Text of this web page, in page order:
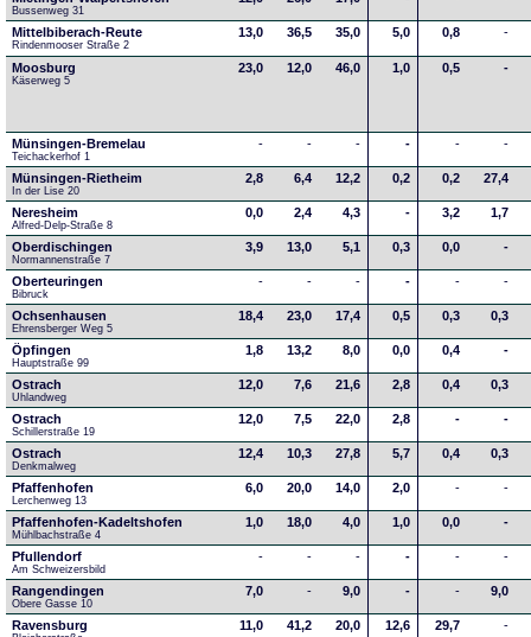
Bussenweg 31
Mittelbiberach-Reute
Rindenmooser Straße 2
13,0 36,5 35,0 5,0 0,8 -
Moosburg
Käserweg 5
23,0 12,0 46,0 1,0 0,5 -
Münsingen-Bremelau
Teichackerhof 1
- - - - - -
Münsingen-Rietheim
In der Lise 20
2,8 6,4 12,2 0,2 0,2 27,4
Neresheim
Alfred-Delp-Straße 8
0,0 2,4 4,3 - 3,2 1,7
Oberdischingen
Normannenstraße 7
3,9 13,0 5,1 0,3 0,0 -
Oberteuringen
Bibruck
- - - - - -
Ochsenhausen
Ehrensberger Weg 5
18,4 23,0 17,4 0,5 0,3 0,3
Öpfingen
Hauptstraße 99
1,8 13,2 8,0 0,0 0,4 -
Ostrach
Uhlandweg
12,0 7,6 21,6 2,8 0,4 0,3
Ostrach
Schillerstraße 19
12,0 7,5 22,0 2,8 - -
Ostrach
Denkmalweg
12,4 10,3 27,8 5,7 0,4 0,3
Pfaffenhofen
Lerchenweg 13
6,0 20,0 14,0 2,0 - -
Pfaffenhofen-Kadeltshofen
Mühlbachstraße 4
1,0 18,0 4,0 1,0 0,0 -
Pfullendorf
Am Schweizersbild
- - - - - -
Rangendingen
Obere Gasse 10
7,0 - 9,0 - - 9,0
Ravensburg 11,0 41,2 20,0 12,6 29,7 -